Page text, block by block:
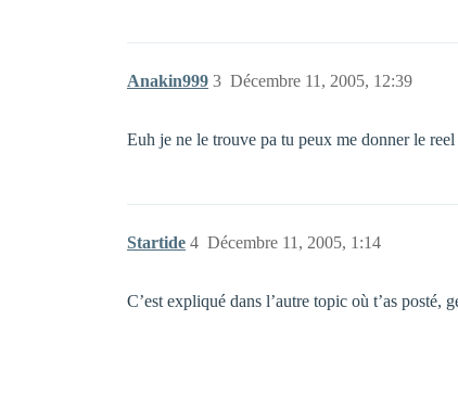
Anakin999 Décembre 11, 2005, 12:39
3
Euh je ne le trouve pa tu peux me donner le
Startide Décembre 11, 2005, 1:14
4
C’est expliqué dans l’autre topic où t’as posté,